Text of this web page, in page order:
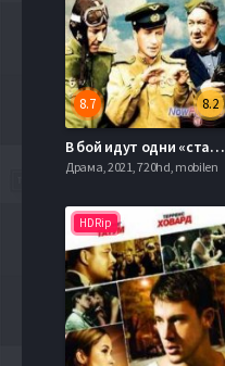
8.2
8.7
В бой идут одни «старики» (1973)
Драма, 2021, 720hd, mobilen
HDRip